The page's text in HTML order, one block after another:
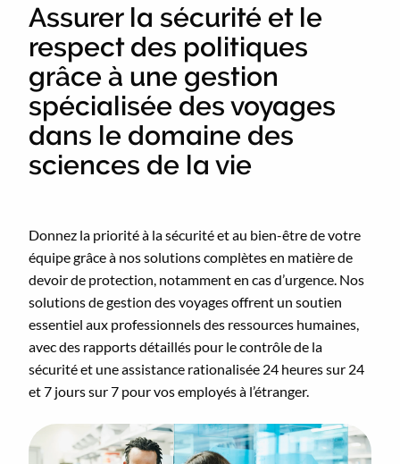
Assurer la sécurité et le
respect des politiques
grâce à une gestion
spécialisée des voyages
dans le domaine des
sciences de la vie
Donnez la priorité à la sécurité et au bien-être de votre
équipe grâce à nos solutions complètes en matière de
devoir de protection, notamment en cas d’urgence. Nos
solutions de gestion des voyages offrent un soutien
essentiel aux professionnels des ressources humaines,
avec des rapports détaillés pour le contrôle de la
sécurité et une assistance rationalisée 24 heures sur 24
et 7 jours sur 7 pour vos employés à l’étranger.